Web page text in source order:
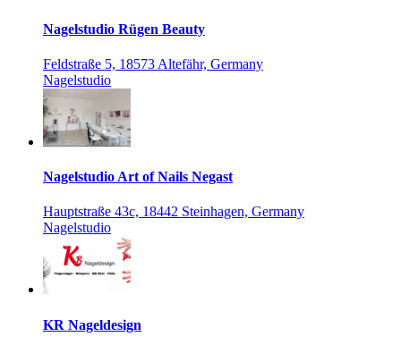
Nagelstudio Rügen Beauty
Feldstraße 5, 18573 Altefähr, Germany
Nagelstudio
Nagelstudio Art of Nails Negast
Hauptstraße 43c, 18442 Steinhagen, Germany
Nagelstudio
KR Nageldesign